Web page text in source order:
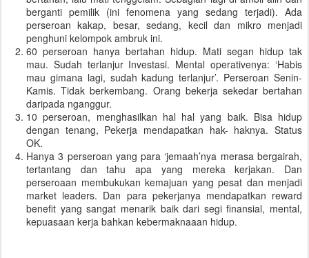
berganti pemilik (ini fenomena yang sedang terjadi). Ada
perseroan kakap, besar, sedang, kecil dan mikro menjadi
penghuni kelompok ambruk ini.
60 perseroan hanya bertahan hidup. Mati segan hidup tak
mau. Sudah terlanjur Investasi. Mental operativenya: ‘Habis
mau gimana lagi, sudah kadung terlanjur’. Perseroan Senin-
Kamis. Tidak berkembang. Orang bekerja sekedar bertahan
daripada nganggur.
10 perseroan, menghasilkan hal hal yang baik. Bisa hidup
dengan tenang, Pekerja mendapatkan hak- haknya. Status
OK.
Hanya 3 perseroan yang para ‘jemaah’nya merasa bergairah,
tertantang dan tahu apa yang mereka kerjakan. Dan
perseroaan membukukan kemajuan yang pesat dan menjadi
market leaders. Dan para pekerjanya mendapatkan reward
benefit yang sangat menarik baik dari segi finansial, mental,
kepuasaan kerja bahkan kebermaknaaan hidup.